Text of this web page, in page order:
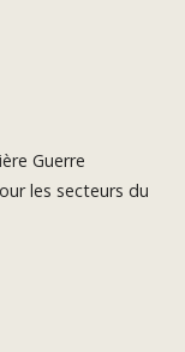
Guerre
les secteurs du